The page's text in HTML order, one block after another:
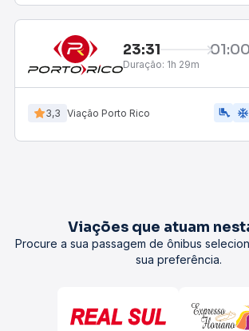
23:31 01:00
Duração: 1h 29m
3,3 Viação Porto Rico airline_seat_legroom_extra ac_unit
Viações que atuam
Procure a sua passagem de ônibus
sua preferência.